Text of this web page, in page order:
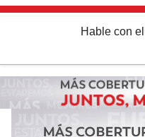
Hable con el